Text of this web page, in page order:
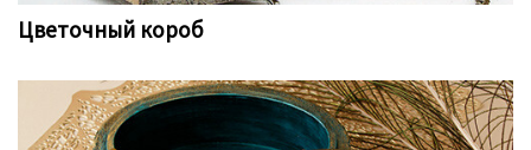
Цветочный короб